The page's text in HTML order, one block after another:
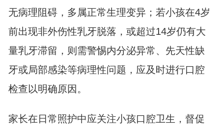
无病理阻碍，多属正常生理变异；若小孩在4岁
前出现非外伤性乳牙脱落，或超过14岁仍有大
量乳牙滞留，则需警惕内分泌异常、先天性缺
牙或局部感染等病理性问题，应及时进行口腔
检查以明确原因。
家长在日常照护中应关注小孩口腔卫生，督促